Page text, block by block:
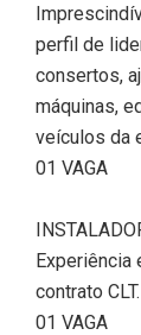
perfil de
consertos,
máquinas,
veículos da
01 VAGA
Experiência
contrato CLT.
01 VAGA